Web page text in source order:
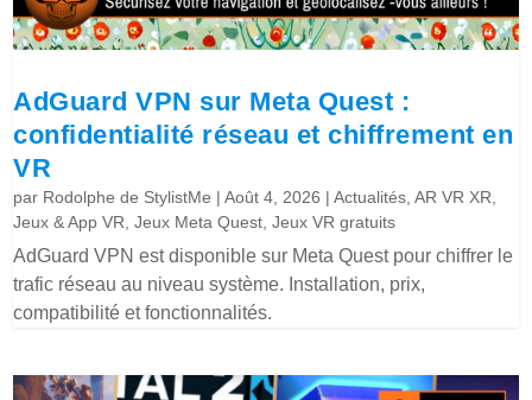
AdGuard VPN sur Meta Quest :
confidentialité réseau et chiffrement en
VR
par Rodolphe de StylistMe |Août 4, 2026 |Actualités ,AR VR XR
Jeux & App VR ,Jeux Meta Quest ,Jeux VR gratuits
AdGuard VPN est disponible sur Meta Quest pour chiffrer le
trafic réseau au niveau système. Installation, prix,
compatibilité et fonctionnalités.